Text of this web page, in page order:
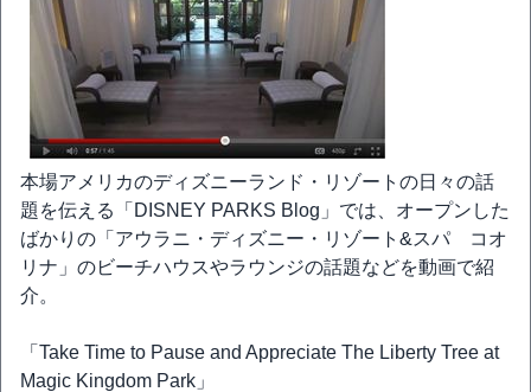
本場アメリカのディズニーランド・リゾートの日々の話
題を伝える「DISNEY PARKS Blog」では、オープンした
ばかりの「アウラニ・ディズニー・リゾート&スパ コオ
リナ」のビーチハウスやラウンジの話題などを動画で紹
介。
「Take Time to Pause and Appreciate The Liberty Tree at
Magic Kingdom Park」